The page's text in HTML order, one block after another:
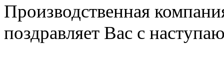
Производственная
поздравляет Вас с